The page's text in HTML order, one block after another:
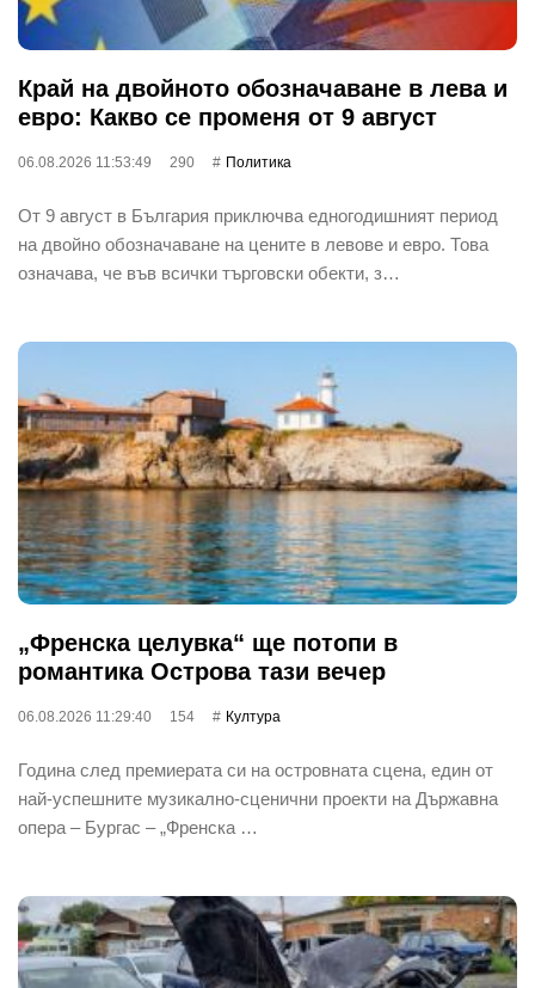
Край на двойното обозначаване в лева и
евро: Какво се променя от 9 август
06.08.2026 11:53:49 290 Политика
От 9 август в България приключва едногодишният период
на двойно обозначаване на цените в левове и евро. Това
означава, че във всички търговски обекти, з…
„Френска целувка“ ще потопи в
романтика Острова тази вечер
06.08.2026 11:29:40 154 Култура
Година след премиерата си на островната сцена, един от
най‐успешните музикално-сценични проекти на Държавна
опера – Бургас – „Френска …